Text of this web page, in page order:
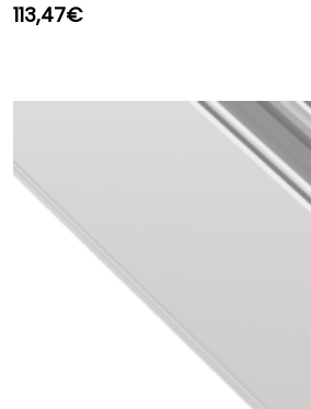
113,47€